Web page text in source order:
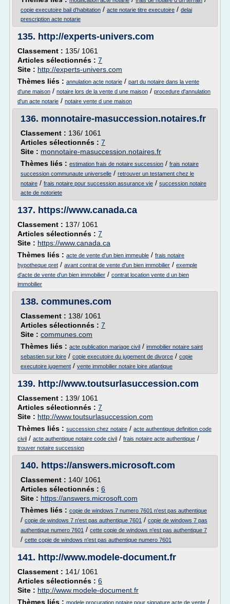
copie executoire bail d'habitation / acte notarie titre executoire / delai
prescription acte notarie
135. http://experts-univers.com
Classement : 135/ 1061
Articles sélectionnés : 7
Site : http://experts-univers.com
Thèmes liés : annulation acte notarie / part du notaire dans la vente
d'une maison / notaire lors de la vente d une maison / procedure d'annulation
d'un acte notarie / notaire vente d une maison
136. monnotaire-masuccession.notaires.fr
Classement : 136/ 1061
Articles sélectionnés : 7
Site : monnotaire-masuccession.notaires.fr
Thèmes liés : estimation frais de notaire succession / frais notaire
succession communaute universelle / retrouver un testament chez le
notaire / frais notaire pour succession assurance vie / succession notaire
acte de notoriete
137. https://www.canada.ca
Classement : 137/ 1061
Articles sélectionnés : 7
Site : https://www.canada.ca
Thèmes liés : acte de vente d'un bien immeuble / frais notaire
hypotheque pret / avant contrat de vente d'un bien immobilier / exemple
d'acte de vente d'un bien immobilier / contrat location vente d un bien
immobilier
138. communes.com
Classement : 138/ 1061
Articles sélectionnés : 7
Site : communes.com
Thèmes liés : acte publication mariage civil / immobilier notaire saint
sebastien sur loire / copie executoire du jugement de divorce / copie
executoire jugement / vente immobilier notaire loire atlantique
139. http://www.toutsurlasuccession.com
Classement : 139/ 1061
Articles sélectionnés : 7
Site : http://www.toutsurlasuccession.com
Thèmes liés : succession chez notaire / acte authentique definition code
civil / acte authentique notaire code civil / frais notaire acte authentique /
trouver notaire succession
140. https://answers.microsoft.com
Classement : 140/ 1061
Articles sélectionnés : 6
Site : https://answers.microsoft.com
Thèmes liés : copie de windows 7 numero 7601 n'est pas authentique
/ copie de windows 7 n'est pas authentique 7601 / copie de windows 7 pas
authentique numero 7601 / cette copie de windows n'est pas authentique 7
/ cette copie de windows n'est pas authentique numero 7601
141. http://www.modele-document.fr
Classement : 141/ 1061
Articles sélectionnés : 6
Site : http://www.modele-document.fr
Thèmes liés : modele procuration notaire pour signature acte de vente /